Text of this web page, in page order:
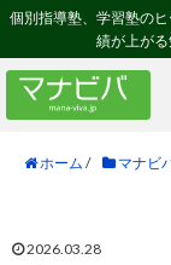
個別指導塾、学習塾の
績が上が
ホーム / マナビ
2026.03.28